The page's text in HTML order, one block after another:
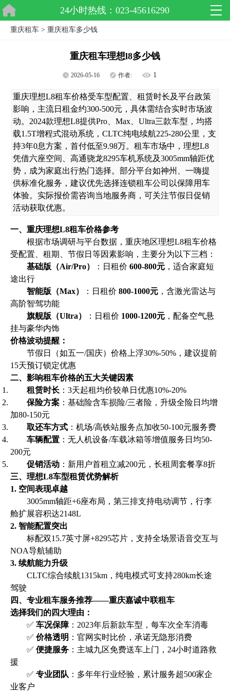
24小时热线：023-45616290
重庆租车 > 重庆租车多少钱
重庆租车理想l8多少钱
2026-05-16 作者: 1
重庆理想L8租车价格受车型配置、租赁时长及平台政策
影响，主流日租金约300-500元，具体需结合实时市场波
动。2024款理想L8提供Pro、Max、Ultra三款车型，均搭
载1.5T增程式混动系统，CLTC纯电续航225-280公里，支
持3年0息方案，首付低至9.98万。租车市场中，理想L8
凭借六座空间、高通骁龙8295车机系统及3005mm轴距优
势，成为家庭出行热门选择。部分平台如神州、一嗨提
供标准化服务，建议优先选择连锁租车公司以保障用车
体验。实际报价需咨询当地服务商，可关注节假日促销
活动获取优惠。
一、重庆理想L8租车价格参考
根据市场调研与平台数据，重庆地区理想L8租车价格
受配置、租期、节假日等因素影响，主要分为以下三档：
基础版（Air/Pro）
：日租价 600-800元 ，适合家庭短
途出行
智能版（Max）
：日租价 800-1000元 ，含激光雷达与
高阶智驾功能
旗舰版（Ultra）
：日租价 1000-1200元 ，配备空气悬
挂与豪华内饰
价格波动提醒：
节假日（如五一/国庆）价格上浮30%-50%，建议提前
15天预订锁定优惠
二、影响租车价格的五大关键因素
租赁时长 ：3天起租均价较单日优惠10%-20%
保险方案 ：基础险含车损险/三者险，升级全险日均增
加80-150元
取还车方式 ：机场/高铁站服务点加收50-100元服务费
车辆配置 ：无人机设备/车载冰箱等增值服务日均50-
200元
促销活动 ：新用户首租立减200元，长租周套餐享8折
三、理想L8车型租赁优势解析
1. 空间表现卓越
3005mm轴距+6座布局，第三排支持电动调节，行李
舱扩展容积达2148L
2. 智能配置突出
标配双15.7英寸屏+8295芯片，支持全场景语音交互与
NOA导航辅助
3. 续航能力升级
CLTC综合续航1315km，纯电模式可支持280km长途
驾驶
四、专业租车服务推荐——重庆嘉诚中联租车
选择我们的四大理由：
✅ 车况保障：2023年后新款车型，每车次全车消毒
✅ 价格透明 ：官网实时比价，承诺无隐形消费
✅ 便捷服务 ：主城九区免费送车上门，24小时道路救
援
✅ 专业团队 ：多年年行业经验，累计服务超500家企
业客户